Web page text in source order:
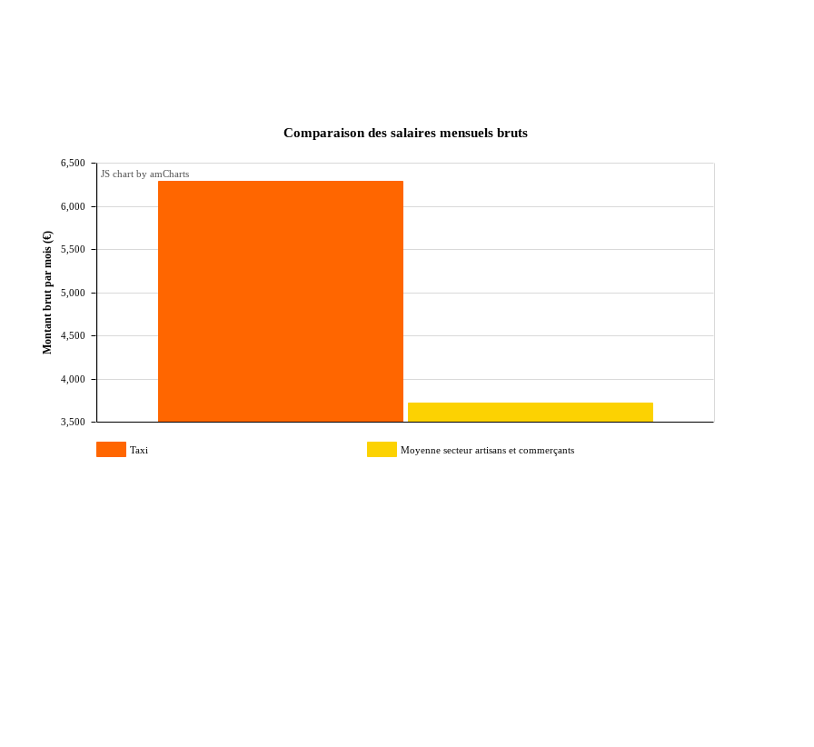
3,500
4,000
4,500
5,000
5,500
6,000
6,500
Montant brut par mois (€)
Comparaison des salaires mensuels bruts
JS chart by amCharts
Taxi Moyenne secteur artisans et commerçants